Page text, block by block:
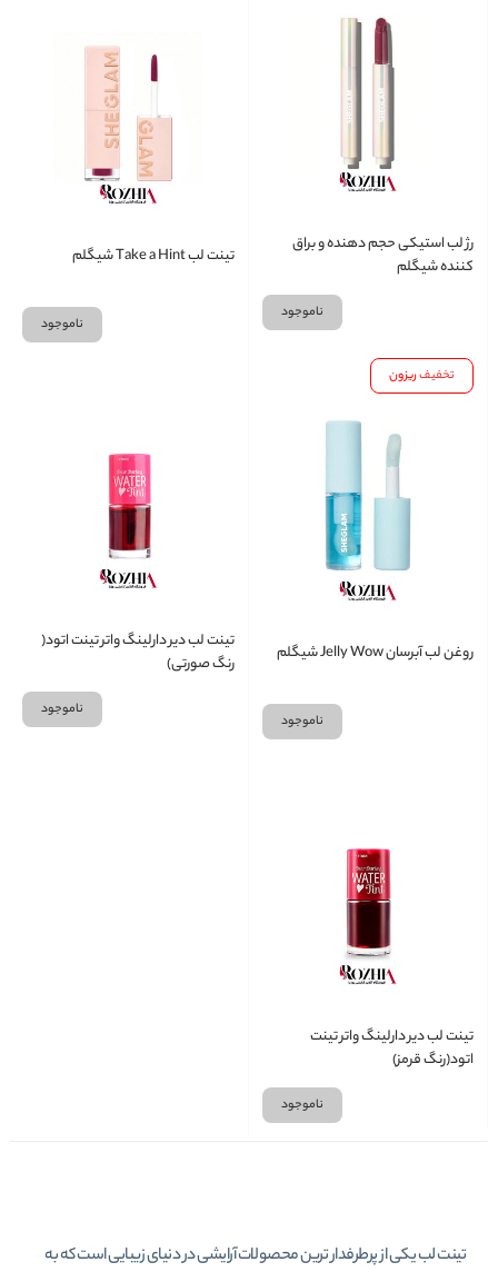
رژ لب استیکی حجم دهنده و براق
کننده شیگلم
ناموجود
تینت لب Take a Hint شیگلم
ناموجود
تخفیفریزون
روغن لب آبرسان Jelly Wow شیگلم
ناموجود
تینت لب دیر دارلینگ واتر تینت اتود(
رنگ صورتی)
ناموجود
تینت لب دیر دارلینگ واتر تینت
اتود(رنگ قرمز)
ناموجود
تینت لب یکی از پرطرفدار ترین محصولات آرایشی در دنیای زیبایی است که به